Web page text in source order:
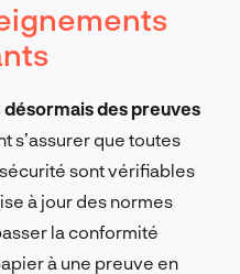
des preuves
s’assurer que toutes
sont vérifiables
à jour des normes
la conformité
à une preuve en